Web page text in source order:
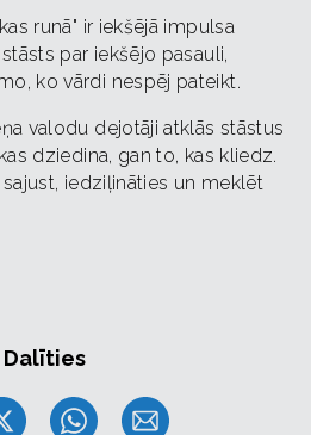
runā" ir iekšējā impulsa
par iekšējo pasauli,
ko vārdi nespēj pateikt.
valodu dejotāji atklās stāstus
dziedina, gan to, kas kliedz.
iedziļināties un meklēt
Dalīties